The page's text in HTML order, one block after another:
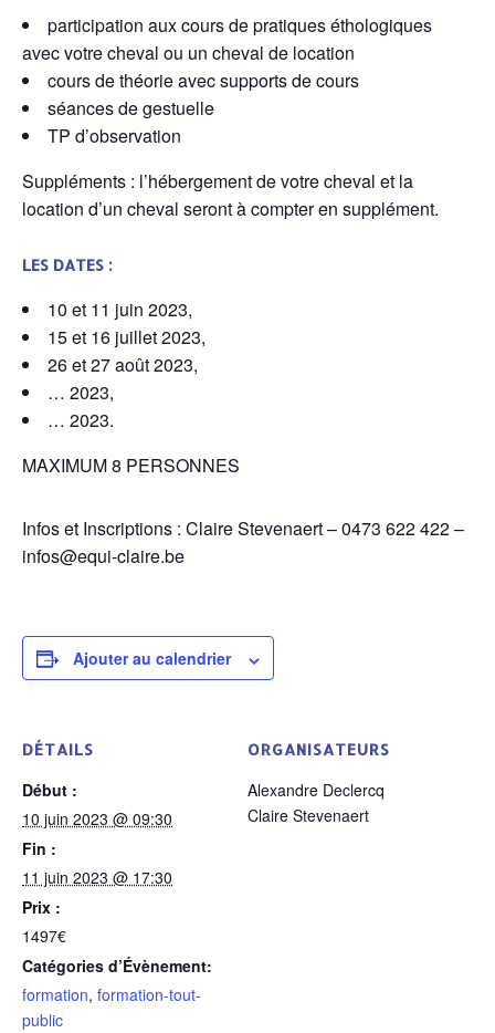
participation aux cours de pratiques éthologiques
avec votre cheval ou un cheval de location
cours de théorie avec supports de cours
séances de gestuelle
TP d’observation
Suppléments : l’hébergement de votre cheval et la
location d’un cheval seront à compter en supplément.
LES DATES :
10 et 11 juin 2023,
15 et 16 juillet 2023,
26 et 27 août 2023,
… 2023,
… 2023.
MAXIMUM 8 PERSONNES
Infos et Inscriptions : Claire Stevenaert – 0473 622 422 –
infos@equi-claire.be
Ajouter au calendrier
DÉTAILS
Début :
10 juin 2023 @ 09:30
Fin :
11 juin 2023 @ 17:30
Prix :
1497€
Catégories d’Évènement:
formation, formation-tout-
public
ORGANISATEURS
Alexandre Declercq
Claire Stevenaert